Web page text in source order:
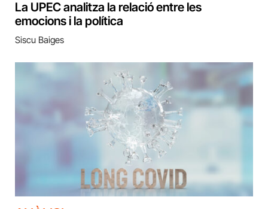
La UPEC analitza la relació entre les
emocions i la política
Siscu Baiges